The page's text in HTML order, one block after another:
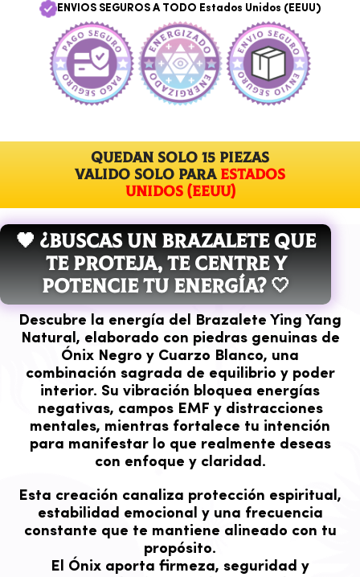
ENVIOS SEGUROS A TODO Estados Unidos (EEUU)
QUEDAN solo 15 piezas
VALIDO SOLO PARAEstados
Unidos (EEUU)
🖤 ¿BUSCAS UN BRAZALETE QUE
TE PROTEJA, TE CENTRE Y
POTENCIE TU ENERGÍA? 🤍
Descubre la energía del Brazalete Ying Yang
Natural, elaborado con piedras genuinas de
Ónix Negro y Cuarzo Blanco, una
combinación sagrada de equilibrio y poder
interior. Su vibración bloquea energías
negativas, campos EMF y distracciones
mentales, mientras fortalece tu intención
para manifestar lo que realmente deseas
con enfoque y claridad.
Esta creación canaliza protección espiritual,
estabilidad emocional y una frecuencia
constante que te mantiene alineado con tu
propósito.
El Ónix aporta firmeza, seguridad y